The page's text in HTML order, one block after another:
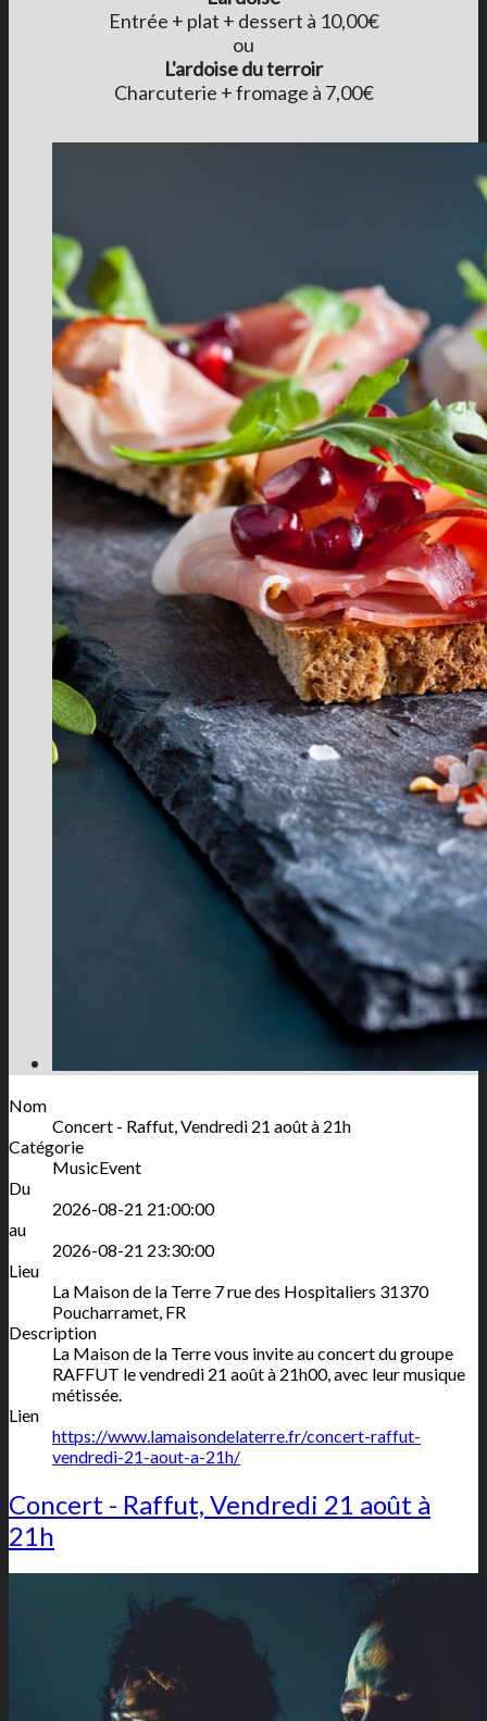
Entrée + plat + dessert à 10,00€
ou
L'ardoise du terroir
Charcuterie + fromage à 7,00€
Nom
Concert - Raffut, Vendredi 21 août à 21h
Catégorie
MusicEvent
Du
2026-08-21 21:00:00
au
2026-08-21 23:30:00
Lieu
La Maison de la Terre 7 rue des Hospitaliers 31370
Poucharramet, FR
Description
La Maison de la Terre vous invite au concert du groupe
RAFFUT le vendredi 21 août à 21h00, avec leur musique
métissée.
Lien
https://www.lamaisondelaterre.fr/concert-raffut-
vendredi-21-aout-a-21h/
Concert - Raffut, Vendredi 21 août à
21h